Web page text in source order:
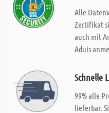
Alle
Zertifikat
auch mit
Aduis
Schnelle
99% alle
lieferbar.